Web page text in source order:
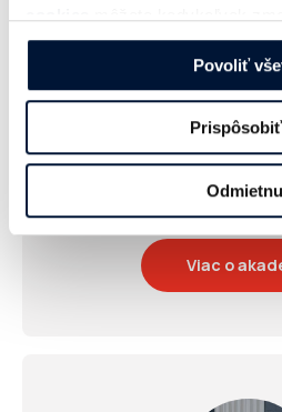
našej webovej stránke.
Povoliť
Prispôsobiť
DIMAQ
Intenzívny kurz
dni Jesenný termín: 7.-
Viac o